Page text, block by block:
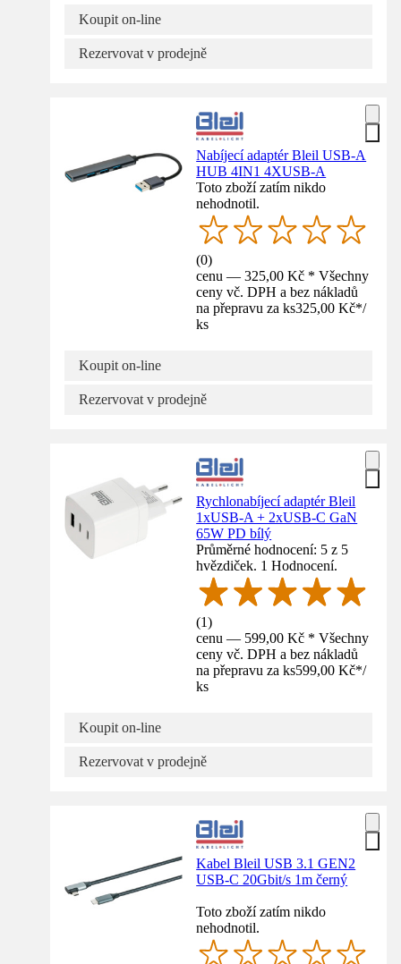
Koupit on-line
Rezervovat v prodejně
Nabíjecí adaptér Bleil USB-A
HUB 4IN1 4XUSB-A
Toto zboží zatím nikdo
nehodnotil.
(0)
cenu — 325,00 Kč * Všechny
ceny vč. DPH a bez nákladů
na přepravu za ks325,00 Kč*/
ks
Koupit on-line
Rezervovat v prodejně
Rychlonabíjecí adaptér Bleil
1xUSB-A + 2xUSB-C GaN
65W PD bílý
Průměrné hodnocení: 5 z 5
hvězdiček. 1 Hodnocení.
(1)
cenu — 599,00 Kč * Všechny
ceny vč. DPH a bez nákladů
na přepravu za ks599,00 Kč*/
ks
Koupit on-line
Rezervovat v prodejně
Kabel Bleil USB 3.1 GEN2
USB-C 20Gbit/s 1m černý
Toto zboží zatím nikdo
nehodnotil.